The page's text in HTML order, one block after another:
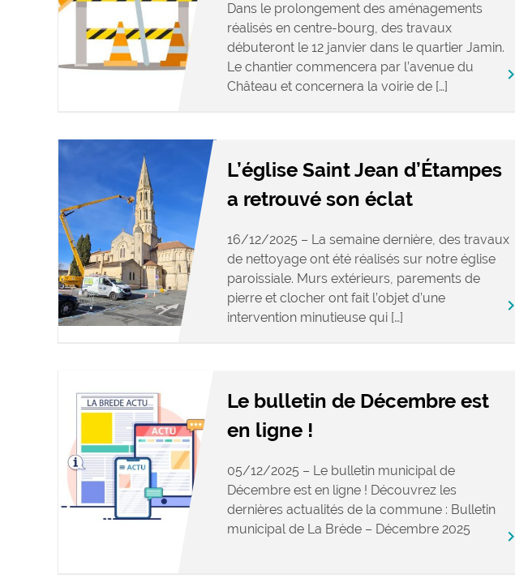
Dans le prolongement des aménagements
réalisés en centre-bourg, des travaux
débuteront le 12 janvier dans le quartier Jamin.
Le chantier commencera par l’avenue du
Château et concernera la voirie de […]
keyboard_arrow_right
L’église Saint Jean d’Étampes
a retrouvé son éclat
16/12/2025 – La semaine dernière, des travaux
de nettoyage ont été réalisés sur notre église
paroissiale. Murs extérieurs, parements de
pierre et clocher ont fait l’objet d’une
intervention minutieuse qui […]
keyboard_arrow_right
Le bulletin de Décembre est
en ligne !
05/12/2025 – Le bulletin municipal de
Décembre est en ligne ! Découvrez les
dernières actualités de la commune : Bulletin
municipal de La Brède – Décembre 2025
keyboard_arrow_right